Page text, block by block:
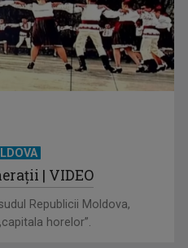
24-28 iunie
| VIDEO
Republicii Moldova,